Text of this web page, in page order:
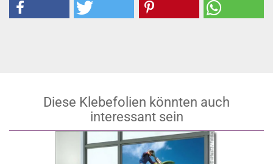
Diese Klebefolien könnten auch
interessant sein